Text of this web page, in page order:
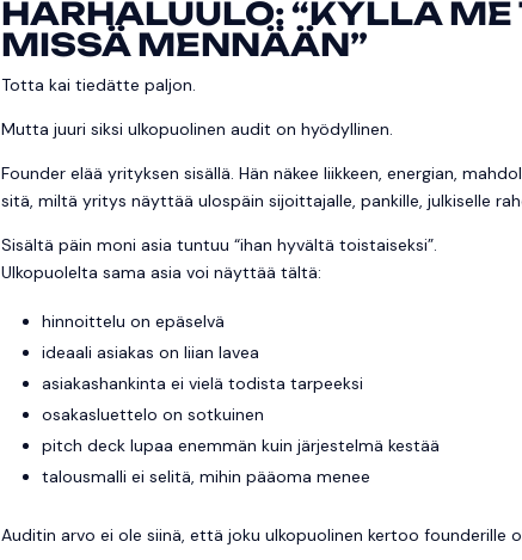
HARHALUULO: “KYLLÄ
MISSÄ MENNÄÄN”
Totta kai tiedätte paljon.
Mutta juuri siksi ulkopuolinen audit on hyödyllinen.
Founder elää yrityksen sisällä. Hän näkee liikkeen, energian,
sitä, miltä yritys näyttää ulospäin sijoittajalle, pankille, julkiselle
Sisältä päin moni asia tuntuu “ihan hyvältä toistaiseksi”.
Ulkopuolelta sama asia voi näyttää tältä:
hinnoittelu on epäselvä
ideaali asiakas on liian lavea
asiakashankinta ei vielä todista tarpeeksi
osakasluettelo on sotkuinen
pitch deck lupaa enemmän kuin järjestelmä kestää
talousmalli ei selitä, mihin pääoma menee
Auditin arvo ei ole siinä, että joku ulkopuolinen kertoo founderille